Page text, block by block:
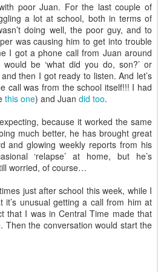
poor Juan. For the last couple of
a lot at school, both in terms of
doing well, the poor guy, and to
was causing him to get into trouble
I got a phone call from Juan around
be ‘what did you do, son?’ or
then I got ready to listen. And let’s
call was from the school itself!!! I had
this one) and Juan did too.
because it worked the same
much better, he has brought great
and glowing weekly reports from his
‘relapse’ at home, but he’s
worried, of course…
just after school this week, while I
it’s unusual getting a call from him at
that I was in Central Time made that
Then the conversation would start the